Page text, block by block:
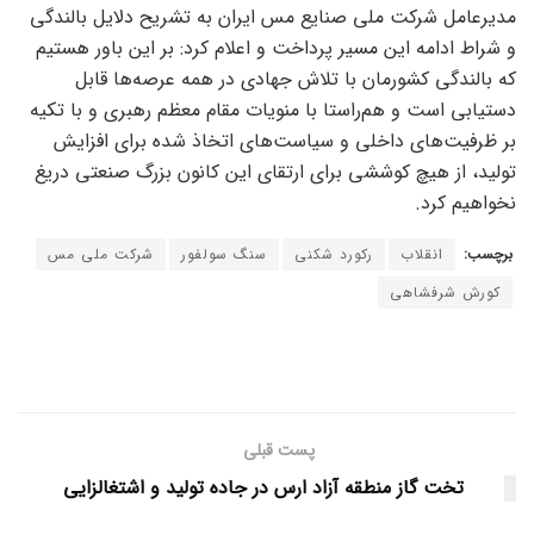
مدیرعامل شرکت ملی صنایع مس ایران به تشریح دلایل بالندگی
و شراط ادامه این مسیر پرداخت و اعلام کرد: بر این باور هستیم
که بالندگی کشورمان با تلاش جهادی در همه عرصه‌ها قابل
دستیابی است و هم‌راستا با منویات مقام معظم رهبری و با تکیه
بر ظرفیت‌های داخلی و سیاست‌های اتخاذ شده برای افزایش
تولید، از هیچ کوششی برای ارتقای این کانون بزرگ صنعتی دریغ
نخواهیم کرد.
برچسب: انقلاب رکورد شکنی سنگ سولفور
شرکت ملی مس
کورش شرفشاهی
پست قبلی
تخت گاز منطقه آزاد ارس در جاده تولید و اشتغالزایی